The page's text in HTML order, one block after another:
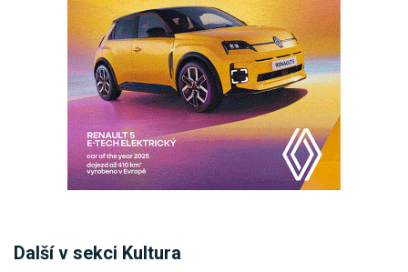
Další v sekci Kultura